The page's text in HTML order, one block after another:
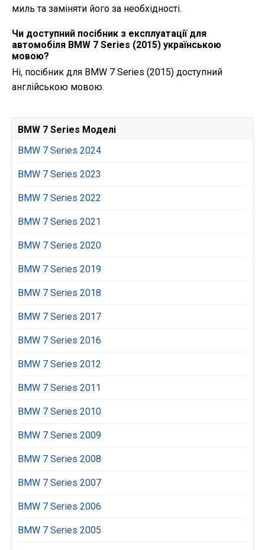
миль та заміняти його за необхідності.
Чи доступний посібник з експлуатації для
автомобіля BMW 7 Series (2015) українською
мовою?
Ні, посібник для BMW 7 Series (2015) доступний
англійською мовою.
BMW 7 Series Моделі
BMW 7 Series 2024
BMW 7 Series 2023
BMW 7 Series 2022
BMW 7 Series 2021
BMW 7 Series 2020
BMW 7 Series 2019
BMW 7 Series 2018
BMW 7 Series 2017
BMW 7 Series 2016
BMW 7 Series 2012
BMW 7 Series 2011
BMW 7 Series 2010
BMW 7 Series 2009
BMW 7 Series 2008
BMW 7 Series 2007
BMW 7 Series 2006
BMW 7 Series 2005